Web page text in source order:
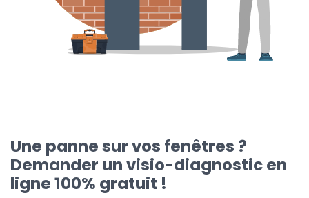
Une panne sur vos fenêtres ?
Demander un visio-diagnostic en
ligne 100% gratuit !